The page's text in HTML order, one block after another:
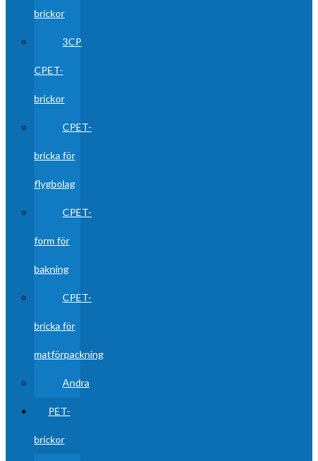
brickor
3CP
CPET-
brickor
CPET-
bricka för
flygbolag
CPET-
form för
bakning
CPET-
bricka för
matförpackning
Andra
PET-
brickor